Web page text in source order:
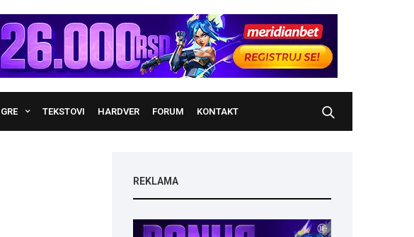
TEKSTOVI HARDVER FORUM KONTAKT
REKLAMA